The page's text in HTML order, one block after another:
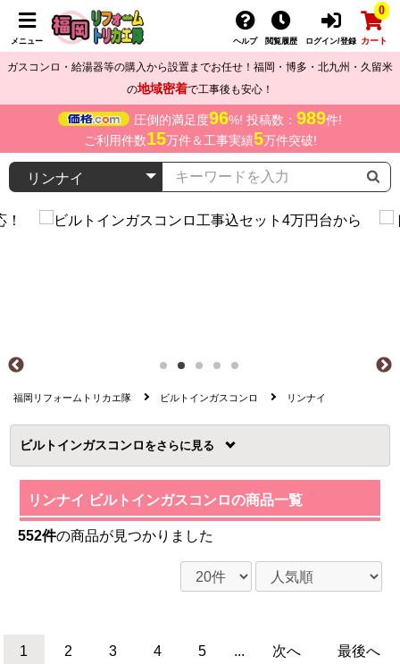
メニュー ヘルプ 閲覧履歴 ログイン/登録
0
カート
ガスコンロ・給湯器等の購入から設置までお任せ！福岡・博多・北九州・久留米
の地域密着で工事後も安心！
圧倒的満足度96%! 投稿数： 989件!
ご利用件数15万件＆工事実績5万件突破!
福岡リフォームトリカエ隊 ビルトインガスコンロ リンナイ
ビルトインガスコンロ を
リンナイ ビルトインガスコンロの商品一覧
552件の商品が見つかりました
1 2 3 4 5 ... 次へ 最後へ